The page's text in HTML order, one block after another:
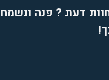
דעת ? פנה ונשמח